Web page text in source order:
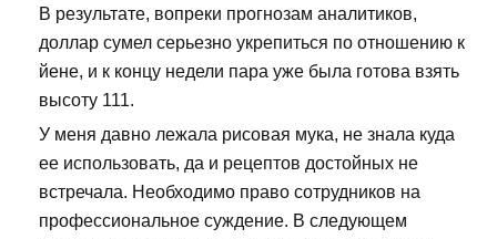
В результате, вопреки прогнозам аналитиков,
доллар сумел серьезно укрепиться по отношению к
йене, и к концу недели пара уже была готова взять
высоту 111.
У меня давно лежала рисовая мука, не знала куда
ее использовать, да и рецептов достойных не
встречала. Необходимо право сотрудников на
профессиональное суждение. В следующем